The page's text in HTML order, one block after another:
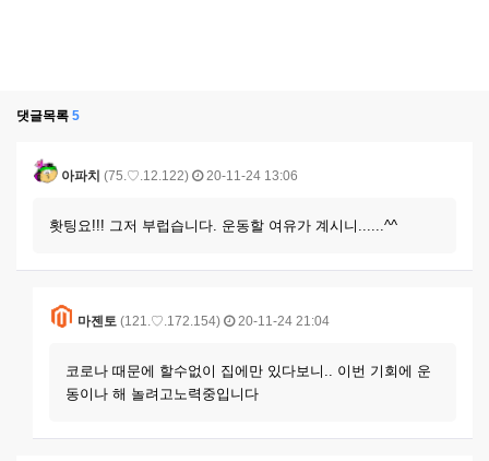
댓글목록 5
아파치 (75.♡.12.122) 20-11-24 13:06
홧팅요!!! 그저 부럽습니다. 운동할 여유가 계시니......^^
마젠토 (121.♡.172.154) 20-11-24 21:04
코로나 때문에 할수없이 집에만 있다보니.. 이번 기회에 운
동이나 해 놀려고노력중입니다